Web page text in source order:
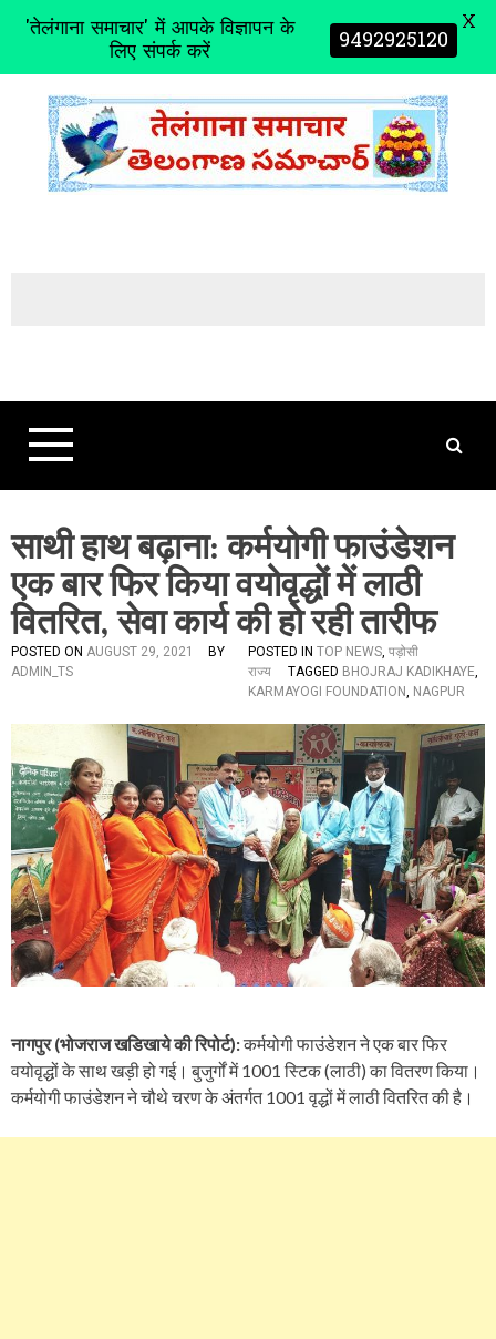
t
साथी हाथ बढ़ाना: कर्मयोगी फाउंडेशन
एक बार फिर किया वयोवृद्धों में लाठी
वितरित, सेवा कार्य की हो रही तारीफ
POSTED ON AUGUST 29, 2021
BY
ADMIN_TS
POSTED IN TOP NEWS, पड़ोसी
राज्य
TAGGED BHOJRAJ KADIKHAYE,
KARMAYOGI FOUNDATION, NAGPUR
नागपुर (भोजराज खडिखाये की रिपोर्ट):कर्मयोगी फाउंडेशन ने एक बार फिर
वयोवृद्धों के साथ खड़ी हो गई। बुजुर्गों में 1001 स्टिक (लाठी) का वितरण किया।
कर्मयोगी फाउंडेशन ने चौथे चरण के अंतर्गत 1001 वृद्धों में लाठी वितरित की है।
'तेलंगाना समाचार' में आपके विज्ञापन के
लिए संपर्क करें 9492925120 X